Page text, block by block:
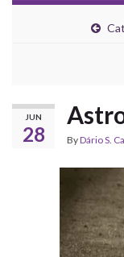
JUN
28 ByDário S.